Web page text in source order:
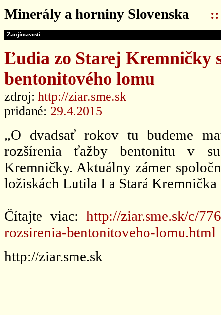
Minerály a horniny Slovenska ::
Zaujímavosti
Ľudia zo Starej Kremničky
bentonitového lomu
zdroj: http://ziar.sme.sk
pridané: 29.4.2015
„O dvadsať rokov tu budeme
rozšírenia ťažby bentonitu v
Kremničky. Aktuálny zámer
ložiskách Lutila I a Stará
Čítajte viac: http://ziar.sme.sk/c/
rozsirenia-bentonitoveho-lomu.html
http://ziar.sme.sk